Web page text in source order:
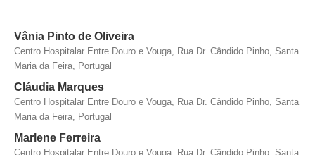
Vânia Pinto de Oliveira
Centro Hospitalar Entre Douro e Vouga, Rua Dr. Cândido Pinho, Santa
Maria da Feira, Portugal
Cláudia Marques
Centro Hospitalar Entre Douro e Vouga, Rua Dr. Cândido Pinho, Santa
Maria da Feira, Portugal
Marlene Ferreira
Centro Hospitalar Entre Douro e Vouga, Rua Dr. Cândido Pinho, Santa